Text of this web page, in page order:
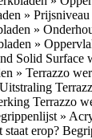
» Prijsniveau
»
»
Solid Surface
» Terrazzo
Terrazzo
»
staat erop?